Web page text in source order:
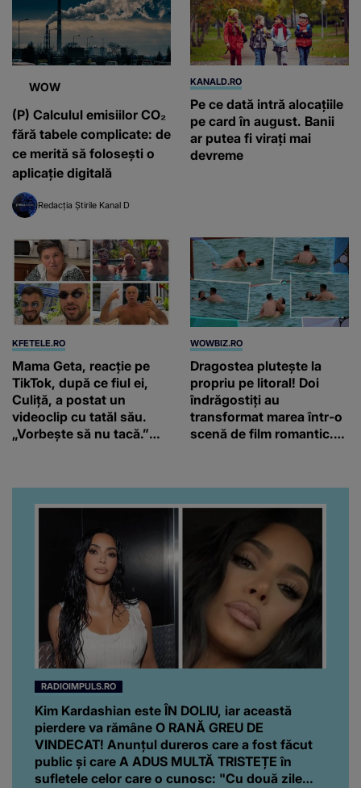
WOW
(P) Calculul emisiilor CO₂
fără tabele complicate: de
ce merită să folosești o
aplicație digitală
Redacția Știrile Kanal D
KANALD.RO
Pe ce dată intră alocațiile
pe card în august. Banii
ar putea fi virați mai
devreme
KFETELE.RO
Mama Geta, reacție pe
TikTok, după ce fiul ei,
Culiță, a postat un
videoclip cu tatăl său.
„Vorbește să nu tacă.”
WOWBIZ.RO
Dragostea plutește la
propriu pe litoral! Doi
îndrăgostiți au
transformat marea într-o
scenă de film romantic.
RADIOIMPULS.RO
Kim Kardashian este ÎN DOLIU, iar această
pierdere va rămâne O RANĂ GREU DE
VINDECAT! Anunțul dureros care a fost făcut
public și care A ADUS MULTĂ TRISTEȚE în
sufletele celor care o cunosc: "Cu două zile